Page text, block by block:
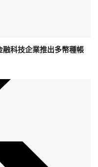
科技企業推出多幣種帳